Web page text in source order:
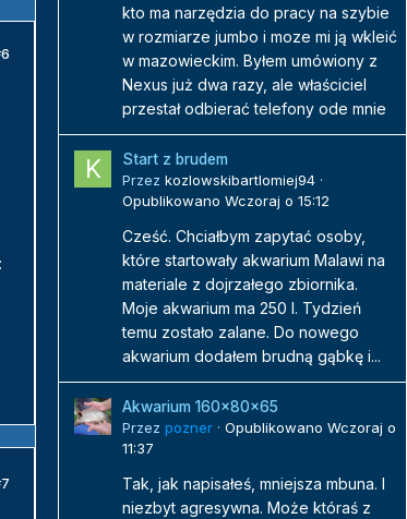
kto ma narzędzia do pracy na szybie
w rozmiarze jumbo i moze mi ją wkleić
w mazowieckim. Byłem umówiony z
Nexus już dwa razy, ale właściciel
przestał odbierać telefony ode mnie
Start z brudem
Przez kozlowskibartlomiej94 ·
Opublikowano Wczoraj o 15:12
Cześć. Chciałbym zapytać osoby,
które startowały akwarium Malawi na
materiale z dojrzałego zbiornika.
Moje akwarium ma 250 l. Tydzień
temu zostało zalane. Do nowego
akwarium dodałem brudną gąbkę i...
Akwarium 160x80x65
Przez pozner · Opublikowano Wczoraj o
11:37
Tak, jak napisałeś, mniejsza mbuna. I
niezbyt agresywna. Może któraś z